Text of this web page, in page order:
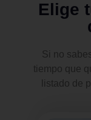
Elige
Si no
tiempo que
listado de